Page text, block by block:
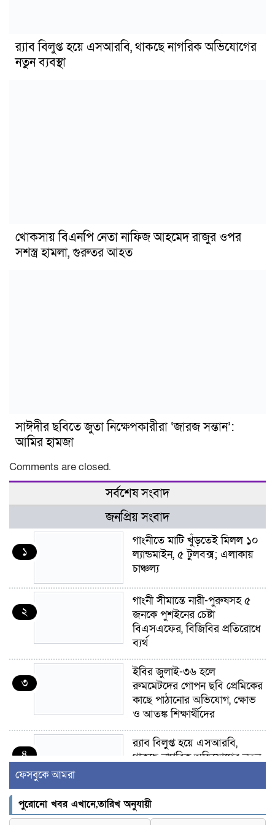
র‍্যাব বিলুপ্ত হয়ে এসআরবি, থাকছে নাগরিক অভিযোগের
নতুন ব্যবস্থা
খোকসায় বিএনপি নেতা নাফিজ আহমেদ রাজুর ওপর
সশস্ত্র হামলা, গুরুতর আহত
সাঈদীর ছবিতে জুতা নিক্ষেপকারীরা ‘জারজ সন্তান’:
আমির হামজা
Comments are closed.
সর্বশেষ সংবাদ
জনপ্রিয় সংবাদ
১
গাংনীতে মাটি খুঁড়তেই মিলল ১০
ল্যান্ডমাইন, ৫ টুলবক্স; এলাকায়
চাঞ্চল্য
২
গাংনী সীমান্তে নারী-পুরুষসহ ৫
জনকে পুশইনের চেষ্টা
বিএসএফের, বিজিবির প্রতিরোধে
ব্যর্থ
৩
ইবির জুলাই-৩৬ হলে
রুমমেটদের গোপন ছবি প্রেমিকের
কাছে পাঠানোর অভিযোগ, ক্ষোভ
ও আতঙ্ক শিক্ষার্থীদের
৪
র‍্যাব বিলুপ্ত হয়ে এসআরবি,
থাকছে নাগরিক অভিযোগের নতুন
৫
খোকসায় বিএনপি নেতা নাফিজ
আহমেদ রাজুর ওপর সশস্ত্র হামলা,
ফেসবুকে আমরা
পুরোনো খবর এখানে,তারিখ অনুযায়ী